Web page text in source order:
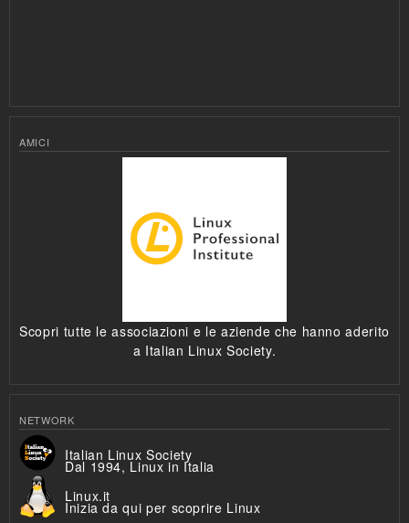
AMICI
Scopri tutte le associazioni e le aziende che hanno aderito
a Italian Linux Society.
NETWORK
Italian Linux Society
Dal 1994, Linux in Italia
Linux.it
Inizia da qui per scoprire Linux